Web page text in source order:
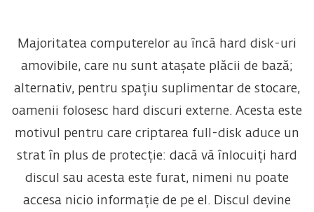
Majoritatea computerelor au încă hard disk-uri
amovibile, care nu sunt atașate plăcii de bază;
alternativ, pentru spațiu suplimentar de stocare,
oamenii folosesc hard discuri externe. Acesta este
motivul pentru care criptarea full-disk aduce un
strat în plus de protecție: dacă vă înlocuiți hard
discul sau acesta este furat, nimeni nu poate
accesa nicio informație de pe el. Discul devine